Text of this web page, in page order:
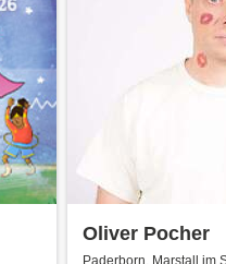
Oliver Pocher
Paderborn, Marstall im